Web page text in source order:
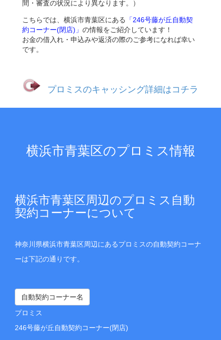
間・審査の状況により異なります。）
こちらでは、横浜市青葉区にある
「246号藤が丘自動契
約コーナー(閉店)」 の情報をご紹介しています！
お金の借入れ・申込みや返済の際のご参考になれば幸い
です。
プロミスのキャッシング詳細はコチラ
横浜市青葉区のプロミス情報
横浜市青葉区周辺のプロミス自動
契約コーナーについて
神奈川県横浜市青葉区周辺にあるプロミスの自動契約コーナ
ーは下記の通りです。
自動契約コーナー名
プロミス
246号藤が丘自動契約コーナー(閉店)